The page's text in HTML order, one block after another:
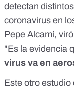
detectan
coronavirus en
Pepe Alcamí,
"Es la evidencia
virus va en
Este otro estudio